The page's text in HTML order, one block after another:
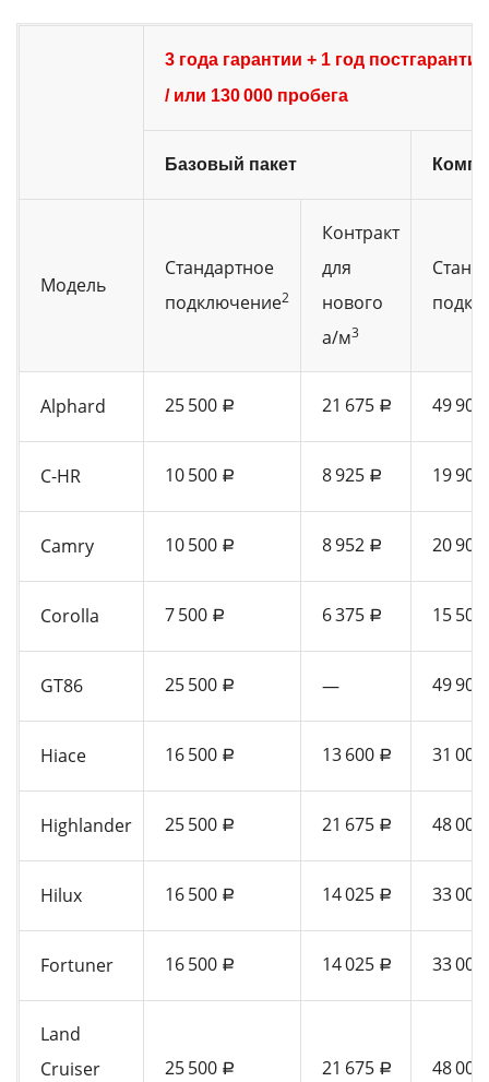
3 года гарантии + 1 год
/ или 130 000 пробега
Базовый пакет
Модель
Стандартное
подключение2
Контракт
для
нового
а/м3
Alphard 25 500 a 21 675 a 49 900
C-HR 10 500 a 8 925 a 19 900
Camry 10 500 a 8 952 a 20 900
Corolla 7 500 a 6 375 a 15 500
GT86 25 500 a — 49 900
Hiace 16 500 a 13 600 a 31 000
Highlander 25 500 a 21 675 a 48 000
Hilux 16 500 a 14 025 a 33 000
Fortuner 16 500 a 14 025 a 33 000
Land
Cruiser
25 500 a 21 675 a 48 000